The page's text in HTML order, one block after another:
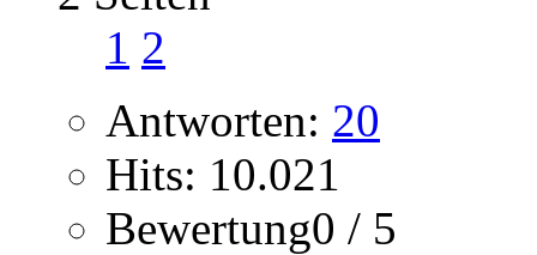
1 2
Antworten: 20
Hits: 10.021
Bewertung0 / 5